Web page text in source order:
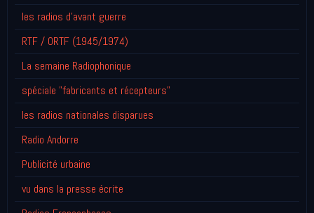
les radios d'avant guerre
RTF / ORTF (1945/1974)
La semaine Radiophonique
spéciale "fabricants et récepteurs"
les radios nationales disparues
Radio Andorre
Publicité urbaine
vu dans la presse écrite